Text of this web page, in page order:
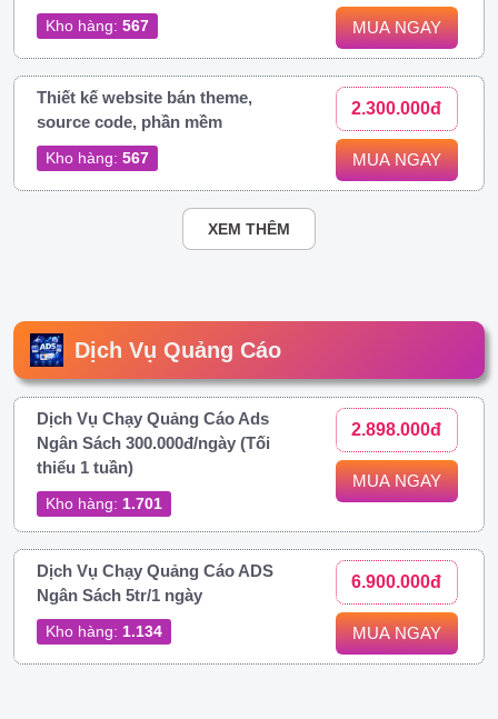
Kho hàng: 567 MUA NGAY
Thiết kế website bán theme,
source code, phần mềm
Kho hàng: 567
2.300.000đ
MUA NGAY
XEM THÊM
Dịch Vụ Quảng Cáo
Dịch Vụ Chạy Quảng Cáo Ads
Ngân Sách 300.000đ/ngày (Tối
thiểu 1 tuần)
Kho hàng: 1.701
2.898.000đ
MUA NGAY
Dịch Vụ Chạy Quảng Cáo ADS
Ngân Sách 5tr/1 ngày
Kho hàng: 1.134
6.900.000đ
MUA NGAY